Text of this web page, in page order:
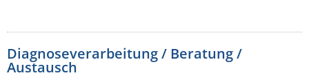
Diagnoseverarbeitung / Beratung /
Austausch